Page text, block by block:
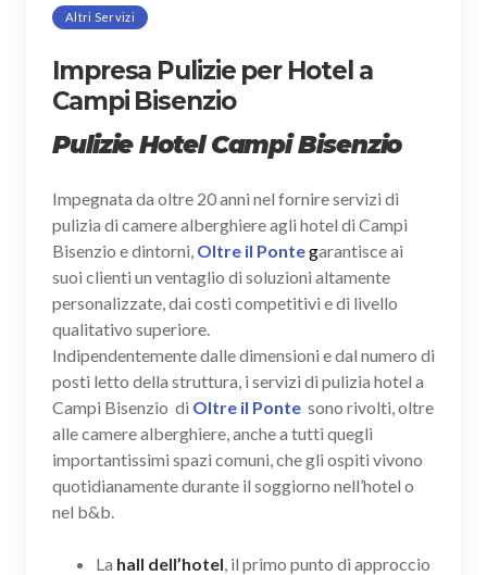
Altri Servizi
Impresa Pulizie per Hotel a
Campi Bisenzio
Pulizie Hotel Campi Bisenzio
Impegnata da oltre 20 anni nel fornire servizi di
pulizia di camere alberghiere agli hotel di Campi
Bisenzio e dintorni, Oltre il Pontegarantisce ai
suoi clienti un ventaglio di soluzioni altamente
personalizzate, dai costi competitivi e di livello
qualitativo superiore.
Indipendentemente dalle dimensioni e dal numero di
posti letto della struttura, i servizi di pulizia hotel a
Campi Bisenzio di Oltre il Ponte sono rivolti, oltre
alle camere alberghiere, anche a tutti quegli
importantissimi spazi comuni, che gli ospiti vivono
quotidianamente durante il soggiorno nell’hotel o
nel b&b.
La hall dell’hotel, il primo punto di approccio